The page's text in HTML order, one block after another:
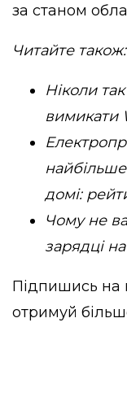
за станом
Читайте також:
Ніколи
вимикати
домі:
Чому не
зарядці
Підпишись на
отримуй